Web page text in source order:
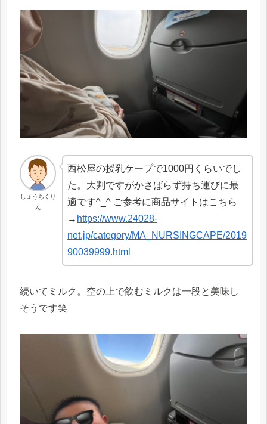
しょうちくり
ん
西松屋の授乳ケープで1000円くらいでし
た。大判ですがかさばらず持ち運びに最
適です^_^ ご参考に商品サイトはこちら
→ https://www.24028-
net.jp/category/MA_NURSINGCAPE/2019
90039999.html
続いてミルク。空の上で飲むミルクは一段と美味し
そうです笑